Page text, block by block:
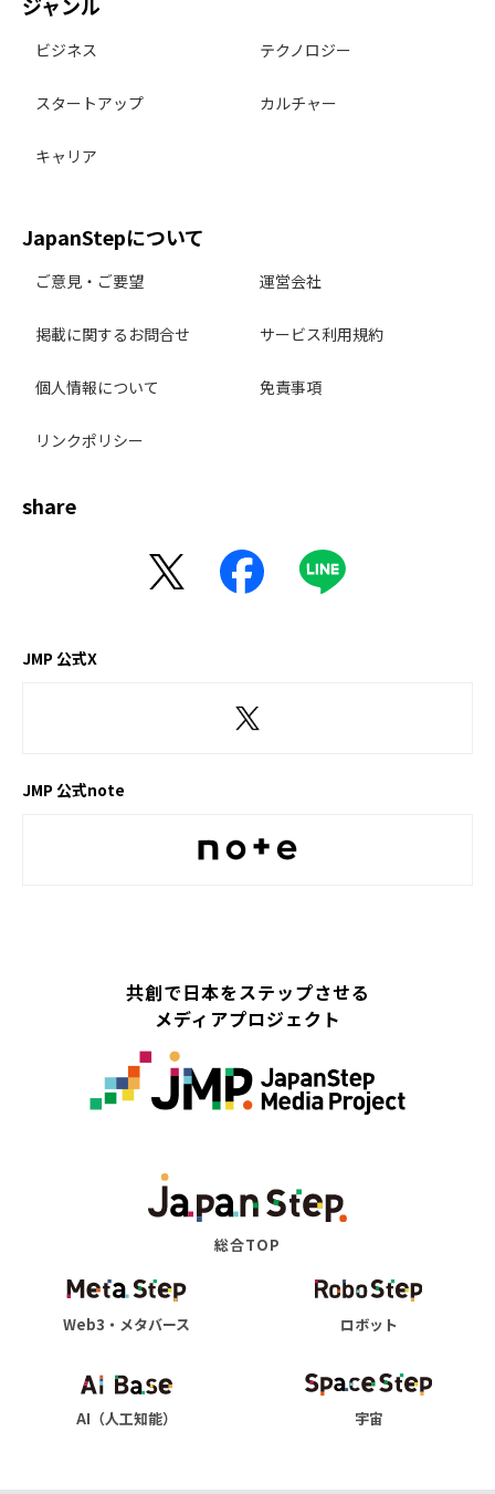
ビジネス テクノロジー
スタートアップ カルチャー
キャリア
JapanStepについて
ご意見・ご要望 運営会社
掲載に関するお問合せ サービス利用規約
個人情報について 免責事項
リンクポリシー
share
JMP 公式X
JMP 公式note
共創で日本をステップさせる
メディアプロジェクト
総合TOP
Web3・メタバース ロボット
AI（人工知能） 宇宙